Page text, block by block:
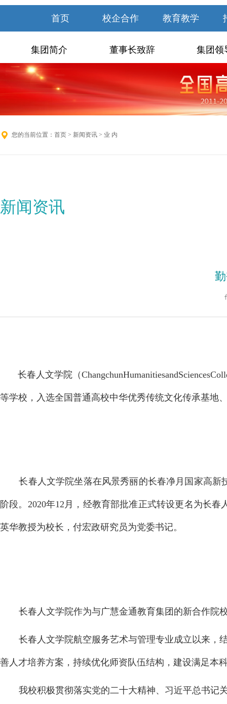
首页 校企合作 教育教学
集团简介 董事长致辞 集团领
您的当前位置： 首页 > 新闻资讯 > 业 内
新闻资讯
长春人文学院（
等学校，入选全国普通高校中华优秀传统文化传承基地
长春人文学院坐落在风景秀丽的长春净月国家高
阶段。2020年12月，经教育部批准正式转设更名为长
英华教授为校长，付宏政研究员为党委书记。
长春人文学院作为与广慧金通教育集团的新合作院
长春人文学院航空服务艺术与管理专业成立以来，
善人才培养方案，持续优化师资队伍结构，建设满足本
我校积极贯彻落实党的二十大精神、习近平总书记